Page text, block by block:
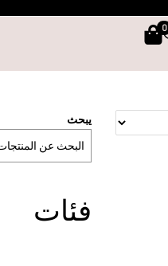
0
يبحث
فئات